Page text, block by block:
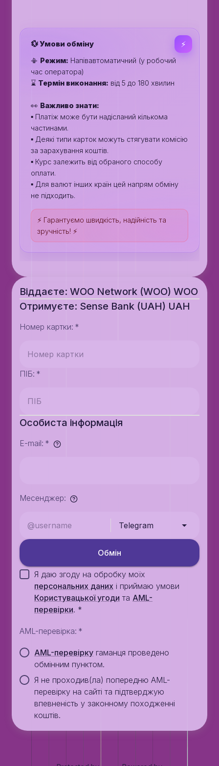
⚡️
💱 Умови обміну
📳 Режим: Напівавтоматичний (у робочий
час оператора)
⌛️ Термін виконання: від 5 до 180 хвилин
👀 Важливо знати:
▪️ Платіж може бути надісланий кількома
частинами.
▪️ Деякі типи карток можуть стягувати комісію
за зарахування коштів.
▪️ Курс залежить від обраного способу
оплати.
▪️ Для валют інших країн цей напрям обміну
не підходить.
⚡️ Гарантуємо швидкість, надійність та
зручність! ⚡️
Віддаєте: WOO Network (WOO) WOO
Отримуєте: Sense Bank (UAH) UAH
Номер картки: *
ПІБ: *
Особиста інформація
E-mail: *
Месенджер:
Telegram
Обмiн
Я даю згоду на обробку моїх
персональних даних i приймаю умови
Користувацької угоди та AML-
перевiрки. *
AML-перевірка: *
AML-перевірку гаманця проведено
обмінним пунктом.
Я не проходив(ла) попередню AML-
перевірку на сайті та підтверджую
впевненість у законному походженні
коштів.